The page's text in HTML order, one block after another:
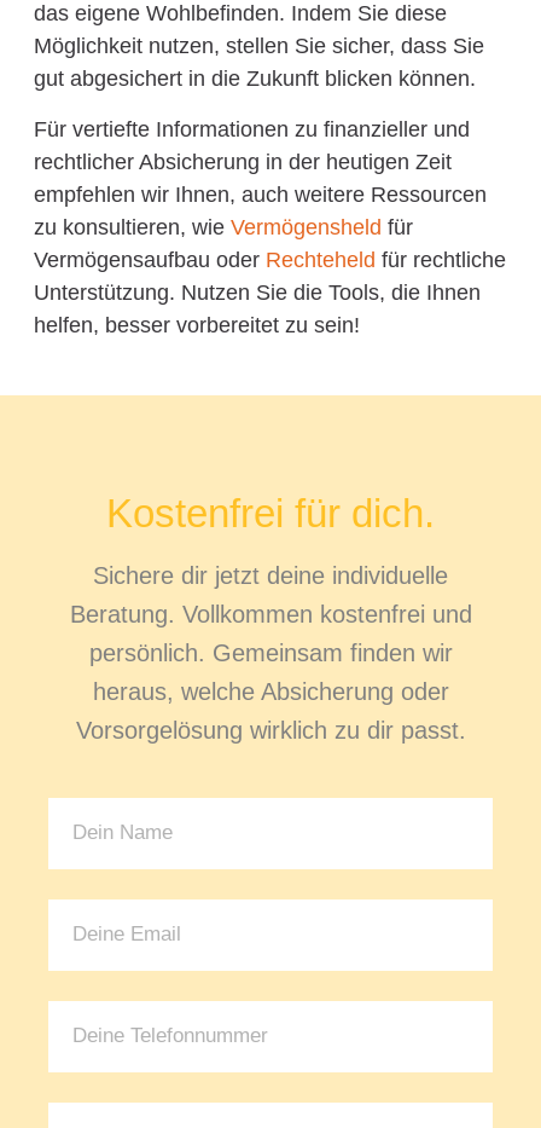
das eigene Wohlbefinden. Indem Sie diese
Möglichkeit nutzen, stellen Sie sicher, dass Sie
gut abgesichert in die Zukunft blicken können.
Für vertiefte Informationen zu finanzieller und
rechtlicher Absicherung in der heutigen Zeit
empfehlen wir Ihnen, auch weitere Ressourcen
zu konsultieren, wie Vermögensheld für
Vermögensaufbau oder Rechteheld für rechtliche
Unterstützung. Nutzen Sie die Tools, die Ihnen
helfen, besser vorbereitet zu sein!
Kostenfrei für dich.
Sichere dir jetzt deine individuelle
Beratung. Vollkommen kostenfrei und
persönlich. Gemeinsam finden wir
heraus, welche Absicherung oder
Vorsorgelösung wirklich zu dir passt.